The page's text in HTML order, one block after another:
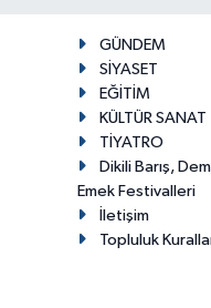
GÜNDEM
SİYASET
EĞİTİM
KÜLTÜR SANAT
TİYATRO
Dikili Barış,
Emek Festivalleri
İletişim
Topluluk